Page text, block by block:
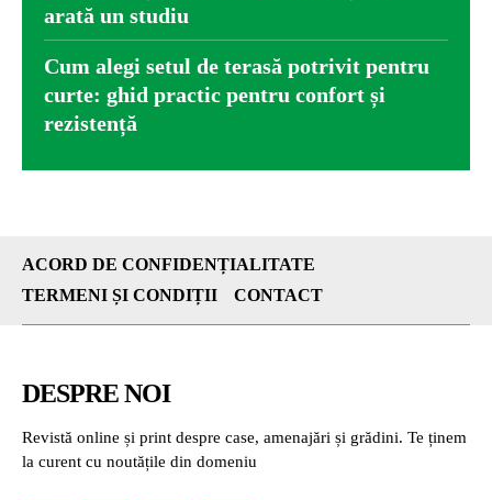
arată un studiu
Cum alegi setul de terasă potrivit pentru
curte: ghid practic pentru confort și
rezistență
ACORD DE CONFIDENȚIALITATE
TERMENI ȘI CONDIȚII
CONTACT
DESPRE NOI
Revistă online și print despre case, amenajări și grădini. Te ținem
la curent cu noutățile din domeniu